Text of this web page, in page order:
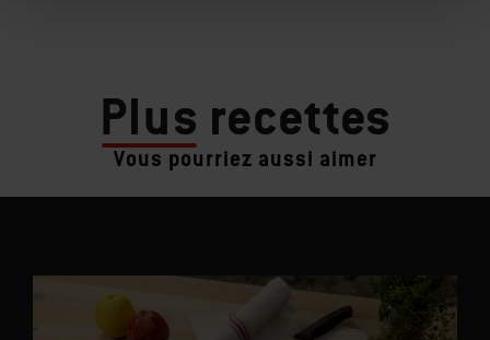
Plus recettes
Vous pourriez aussi aimer